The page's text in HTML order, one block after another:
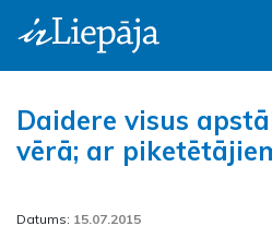
Daidere visus
vērā; ar
Datums: 15.07.2015